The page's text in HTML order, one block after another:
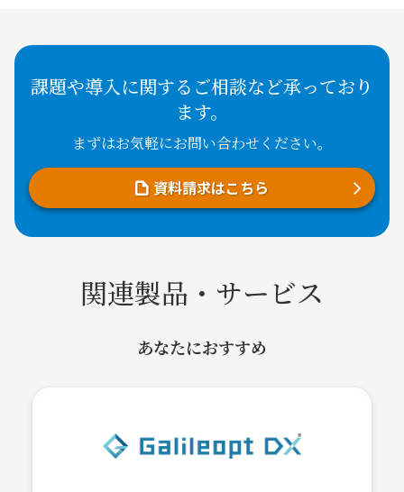
課題や導入に関するご相談など承っており
ます。
まずはお気軽にお問い合わせください。
資料請求はこちら
関連製品・サービス
あなたにおすすめ